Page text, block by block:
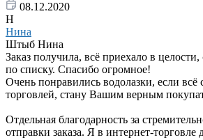
08.12.2020
Н
Нина
Штыб Нина
Заказ получила, всё приехало в
по списку. Спасибо огромное!
Очень понравились водолазки, если всё
торговлей, стану Вашим верным
Отдельная благодарность за
отправки заказа. Я в интернет-торговле